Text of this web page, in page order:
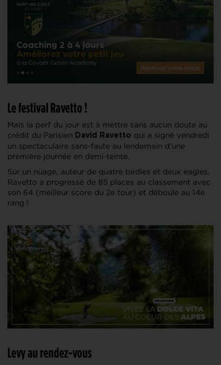
Le festival Ravetto !
Mais la perf du jour est à mettre sans aucun doute au
crédit du Parisien David Ravetto qui a signé vendredi
un spectaculaire sans-faute au lendemain d’une
première journée en demi-teinte.
Sur un nuage, auteur de quatre birdies et deux eagles,
Ravetto a progressé de 85 places au classement avec
son 64 (meilleur score du 2e tour) et déboule au 14e
rang !
Levy au rendez-vous